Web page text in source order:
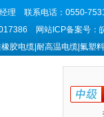
理 联系电话：0550-
网站ICP备案号：
胶电缆|耐高温电缆|氟